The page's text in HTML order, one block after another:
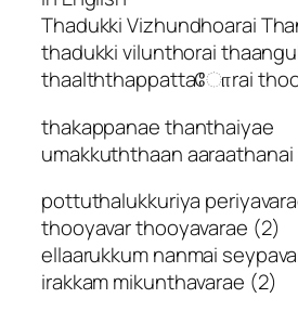
Thadukki Vizhundhoarai
thadukki vilunthorai
thaalththappattaோrai
thakappanae thanthaiyae
umakkuththaan aaraathanai
pottuthalukkuriya
thooyavar thooyavarae (2)
ellaarukkum nanmai
irakkam mikunthavarae (2)